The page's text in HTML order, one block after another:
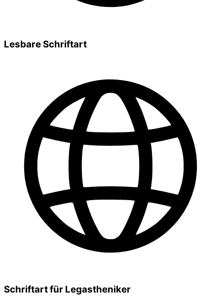
Lesbare Schriftart
Schriftart für Legastheniker